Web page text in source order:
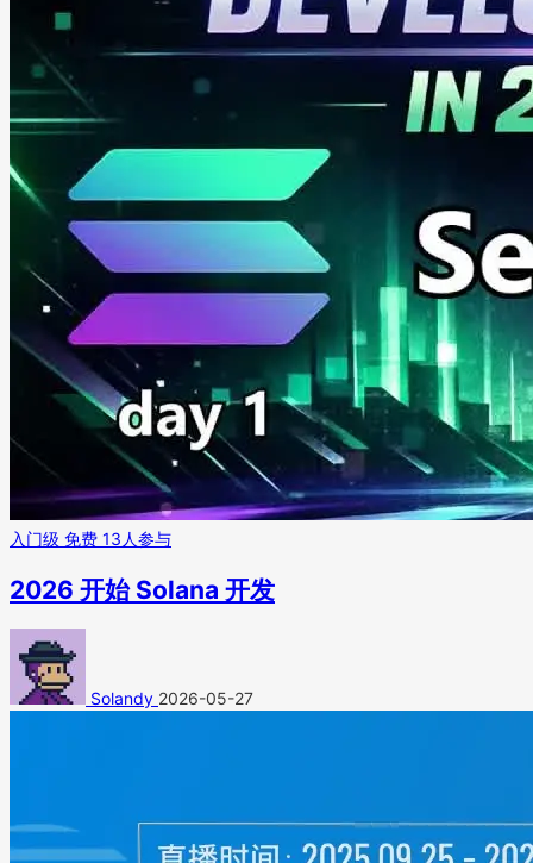
入门级 免费 13人参与
2026 开始 Solana 开发
Solandy 2026-05-27